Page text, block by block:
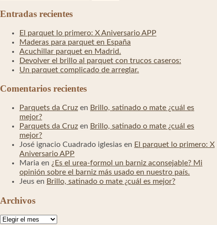
Entradas recientes
El parquet lo primero: X Aniversario APP
Maderas para parquet en España
Acuchillar parquet en Madrid.
Devolver el brillo al parquet con trucos caseros:
Un parquet complicado de arreglar.
Comentarios recientes
Parquets da Cruz en Brillo, satinado o mate ¿cuál es
mejor?
Parquets da Cruz en Brillo, satinado o mate ¿cuál es
mejor?
José ignacio Cuadrado iglesias en El parquet lo primero: X
Aniversario APP
Maria en ¿Es el urea-formol un barniz aconsejable? Mi
opinión sobre el barniz más usado en nuestro país.
Jeus en Brillo, satinado o mate ¿cuál es mejor?
Archivos
Archivos